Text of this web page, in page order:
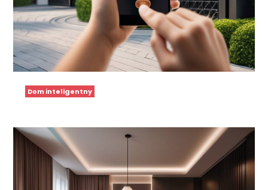
Dom inteligentny